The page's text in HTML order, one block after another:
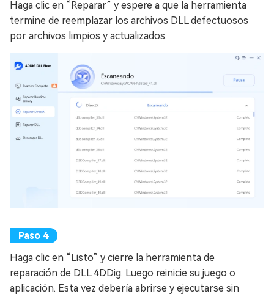
Haga clic en “Reparar” y espere a que la herramienta
termine de reemplazar los archivos DLL defectuosos
por archivos limpios y actualizados.
Haga clic en “Listo” y cierre la herramienta de
reparación de DLL 4DDig. Luego reinicie su juego o
aplicación. Esta vez debería abrirse y ejecutarse sin